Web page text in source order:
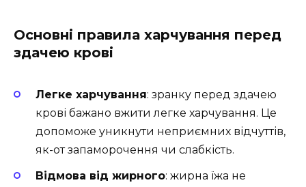
Основні правила харчування перед
здачею крові
Легке харчування: зранку перед здачею
крові бажано вжити легке харчування. Це
допоможе уникнути неприємних відчуттів,
як-от запаморочення чи слабкість.
Відмова від жирного: жирна їжа не